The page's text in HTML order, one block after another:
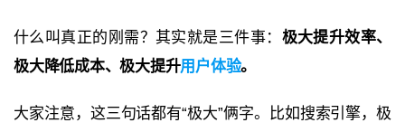
什么叫真正的刚需？其实就是三件事： 极大提升效率、
极大降低成本、极大提升用户体验。
大家注意，这三句话都有“极大”俩字。比如搜索引擎，极